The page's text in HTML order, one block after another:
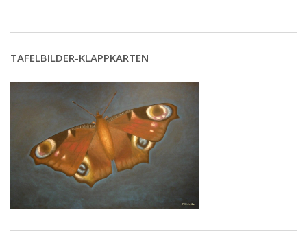
TAFELBILDER-KLAPPKARTEN